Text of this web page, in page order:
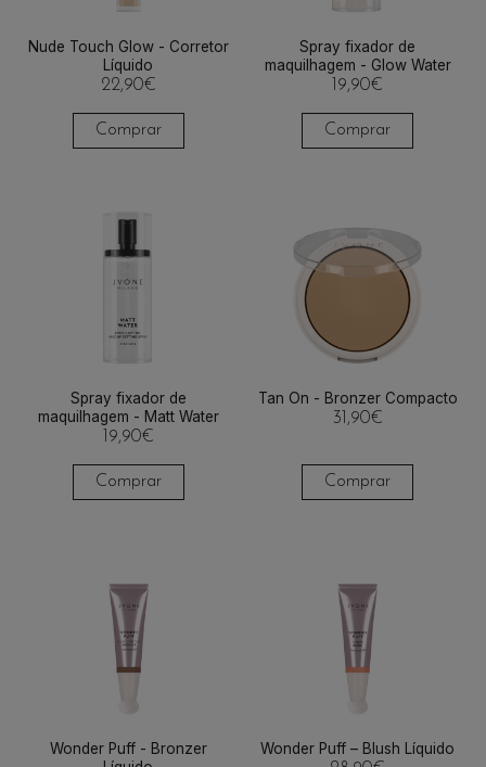
Nude Touch Glow - Corretor
Líquido
22,90€
Comprar
Spray fixador de
maquilhagem - Glow Water
19,90€
Comprar
Spray fixador de
maquilhagem - Matt Water
19,90€
Comprar
Tan On - Bronzer Compacto
31,90€
Comprar
Wonder Puff - Bronzer
Wonder Puff – Blush Líquido